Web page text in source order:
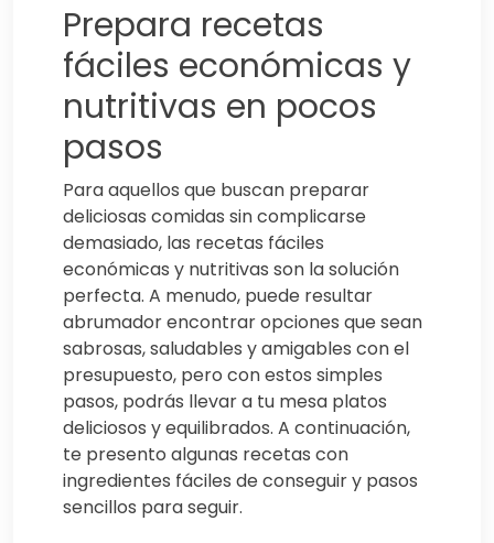
Prepara recetas
fáciles económicas y
nutritivas en pocos
pasos
Para aquellos que buscan preparar
deliciosas comidas sin complicarse
demasiado, las recetas fáciles
económicas y nutritivas son la solución
perfecta. A menudo, puede resultar
abrumador encontrar opciones que sean
sabrosas, saludables y amigables con el
presupuesto, pero con estos simples
pasos, podrás llevar a tu mesa platos
deliciosos y equilibrados. A continuación,
te presento algunas recetas con
ingredientes fáciles de conseguir y pasos
sencillos para seguir.